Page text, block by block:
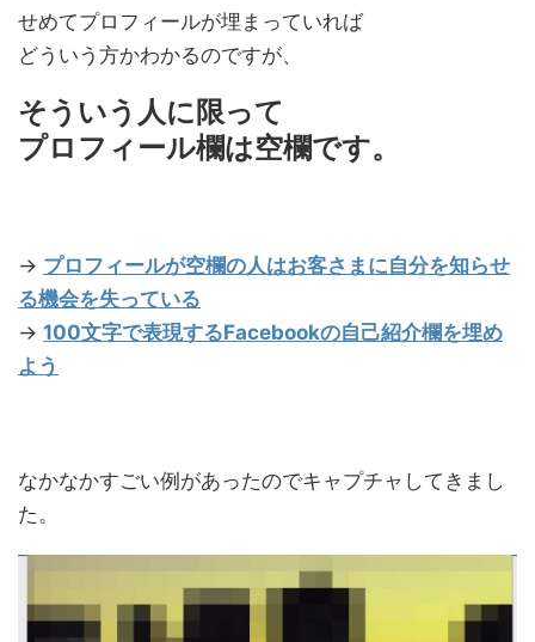
せめてプロフィールが埋まっていれば
どういう方かわかるのですが、
そういう人に限って
プロフィール欄は空欄です。
→ プロフィールが空欄の人はお客さまに自分を知らせ
る機会を失っている
→ 100文字で表現するFacebookの自己紹介欄を埋め
よう
なかなかすごい例があったのでキャプチャしてきまし
た。